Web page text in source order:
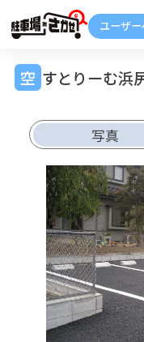
すとりーむ浜
写真
解約
ご契約中の